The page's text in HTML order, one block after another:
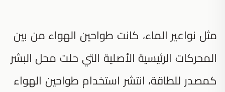
مثل نواعير الماء، كانت طواحين الهواء من بين
المحركات الرئيسية الأصلية التي حلت محل البشر
كمصدر للطاقة، انتشر استخدام طواحين الهواء